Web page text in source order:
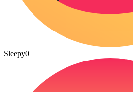
Sleepy0